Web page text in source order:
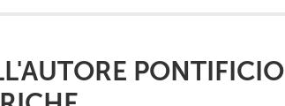
PONTIFICIO